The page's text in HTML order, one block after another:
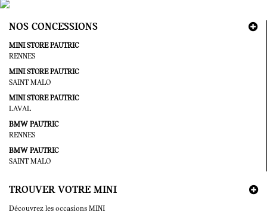
NOS CONCESSIONS
MINI STORE PAUTRIC
RENNES
MINI STORE PAUTRIC
SAINT MALO
MINI STORE PAUTRIC
LAVAL
BMW PAUTRIC
RENNES
BMW PAUTRIC
SAINT MALO
TROUVER VOTRE MINI
Découvrez les occasions MINI